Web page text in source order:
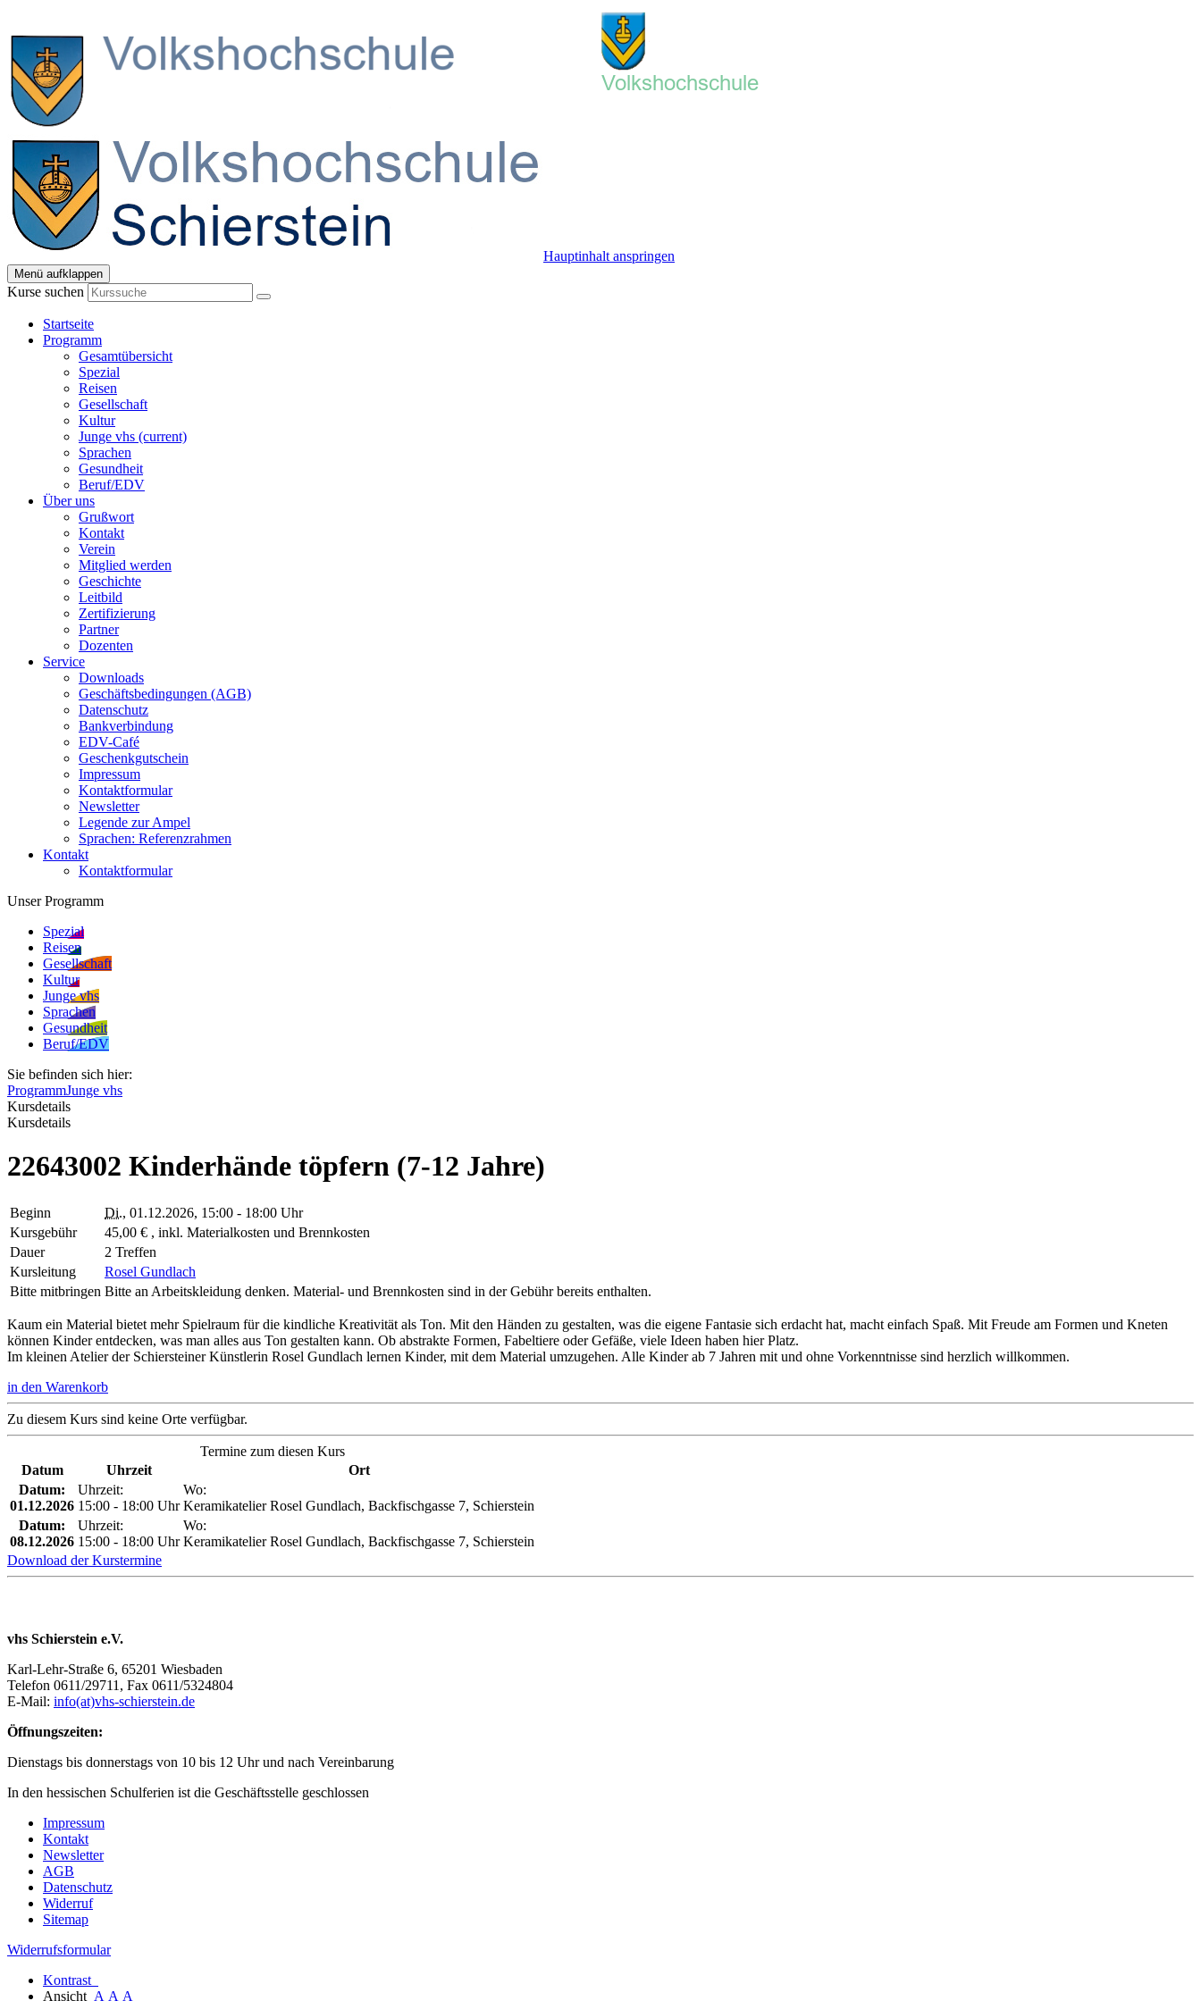
Hauptinhalt anspringen
Menü aufklappen
Kurse suchen
Startseite
Programm
Gesamtübersicht
Spezial
Reisen
Gesellschaft
Kultur
Junge vhs (current)
Sprachen
Gesundheit
Beruf/EDV
Über uns
Grußwort
Kontakt
Verein
Mitglied werden
Geschichte
Leitbild
Zertifizierung
Partner
Dozenten
Service
Downloads
Geschäftsbedingungen (AGB)
Datenschutz
Bankverbindung
EDV-Café
Geschenkgutschein
Impressum
Kontaktformular
Newsletter
Legende zur Ampel
Sprachen: Referenzrahmen
Kontakt
Kontaktformular
Unser Programm
Spezial
Reisen
Gesellschaft
Kultur
Junge vhs
Sprachen
Gesundheit
Beruf/EDV
Sie befinden sich hier:
ProgrammJunge vhs
Kursdetails
Kursdetails
22643002 Kinderhände töpfern (7-12 Jahre)
Beginn Di., 01.12.2026, 15:00 - 18:00 Uhr
Kursgebühr
45,00 € , inkl. Materialkosten und Brennkosten
Dauer
2 Treffen
Kursleitung
Rosel Gundlach
Bitte mitbringen Bitte an Arbeitskleidung denken. Material- und Brennkosten sind in der Gebühr bereits enthalten.
Kaum ein Material bietet mehr Spielraum für die kindliche Kreativität als Ton. Mit den Händen zu gestalten, was die eigene Fantasie sich erdacht hat, macht einfach Spaß. Mit Freude am Formen und Kneten
können Kinder entdecken, was man alles aus Ton gestalten kann. Ob abstrakte Formen, Fabeltiere oder Gefäße, viele Ideen haben hier Platz.
Im kleinen Atelier der Schiersteiner Künstlerin Rosel Gundlach lernen Kinder, mit dem Material umzugehen. Alle Kinder ab 7 Jahren mit und ohne Vorkenntnisse sind herzlich willkommen.
in den Warenkorb
Zu diesem Kurs sind keine Orte verfügbar.
Termine zum diesen Kurs
Datum
Uhrzeit
Ort
Datum:
01.12.2026
Uhrzeit:
15:00 - 18:00 Uhr
Wo:
Keramikatelier Rosel Gundlach, Backfischgasse 7, Schierstein
Datum:
08.12.2026
Uhrzeit:
15:00 - 18:00 Uhr
Wo:
Keramikatelier Rosel Gundlach, Backfischgasse 7, Schierstein
Download der Kurstermine
vhs Schierstein e.V.
Karl-Lehr-Straße 6, 65201 Wiesbaden
Telefon 0611/29711, Fax 0611/5324804
E-Mail: info(at)vhs-schierstein.de
Öffnungszeiten:
Dienstags bis donnerstags von 10 bis 12 Uhr und nach Vereinbarung
In den hessischen Schulferien ist die Geschäftsstelle geschlossen
Impressum
Kontakt
Newsletter
AGB
Datenschutz
Widerruf
Sitemap
Widerrufsformular
Kontrast
Ansicht A A A